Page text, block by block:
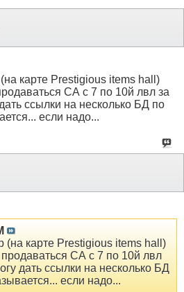
карте Prestigious items hall)
СА с 7 по 10й лвл за
ссылки на несколько БД по
если надо...
(на карте Prestigious items hall)
СА с 7 по 10й лвл
дать ссылки на несколько БД
если надо...